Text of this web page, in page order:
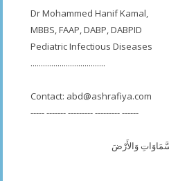
Dr Mohammed Hanif Kamal,
MBBS, FAAP, DABP, DABPID
Pediatric Infectious Diseases
....................................
Contact: abd@ashrafiya.com
----- ------- --------- --------- ------
وَالأَرْضَ